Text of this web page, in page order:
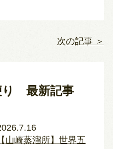
次の記事 ＞
り 最新記事
【山崎蒸溜所】世界五